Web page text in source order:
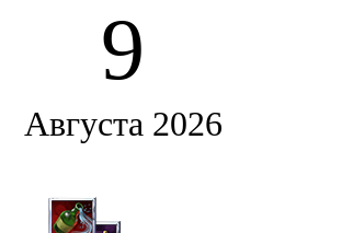
9
Августа 2026